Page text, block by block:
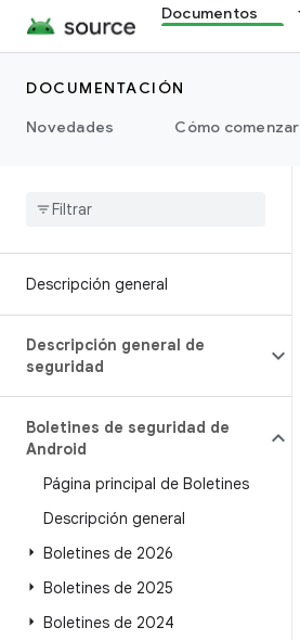
Documentos
DOCUMENTACIÓN
Novedades
Cómo comenzar
Descripción general
Descripción general de
seguridad
Boletines de seguridad de
Android
Página principal de Boletines
Descripción general
Boletines de 2026
Boletines de 2025
Boletines de 2024